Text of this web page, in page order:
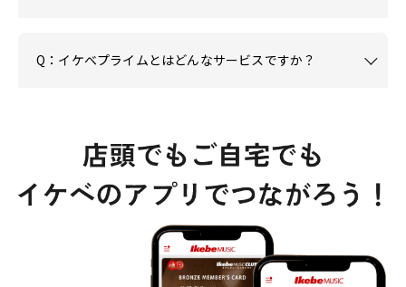
Q：イケベプライムとはどんなサービスですか？